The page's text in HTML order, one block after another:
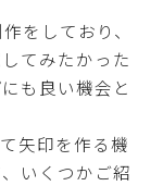
をしており、
てみたかった
も良い機会と
矢印を作る機
いくつかご紹